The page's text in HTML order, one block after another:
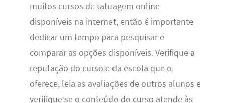
muitos cursos de tatuagem online
disponíveis na internet, então é importante
dedicar um tempo para pesquisar e
comparar as opções disponíveis. Verifique a
reputação do curso e da escola que o
oferece, leia as avaliações de outros alunos e
verifique se o conteúdo do curso atende às